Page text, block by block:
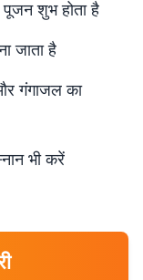
पूजन शुभ होता है
जाता है
गंगाजल का
भी करें